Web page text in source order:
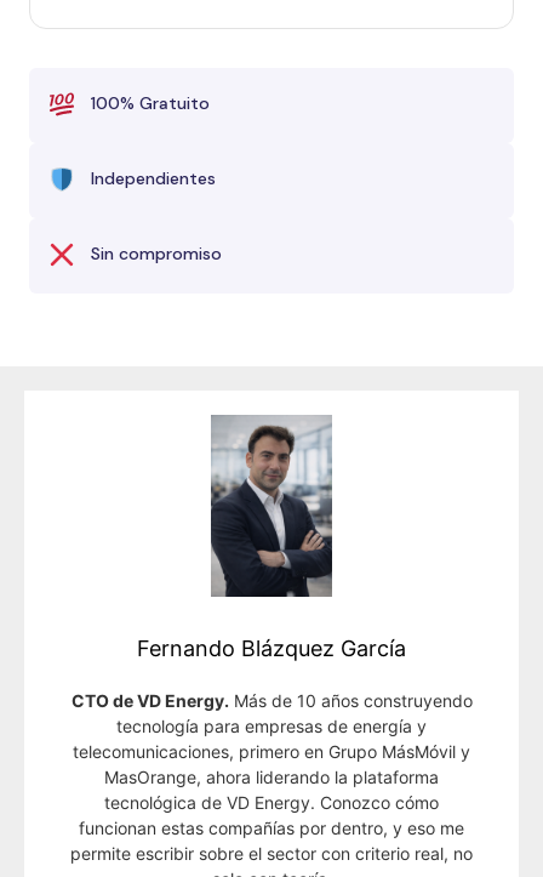
100% Gratuito
Independientes
Sin compromiso
Fernando Blázquez García
CTO de VD Energy. Más de 10 años construyendo
tecnología para empresas de energía y
telecomunicaciones, primero en Grupo MásMóvil y
MasOrange, ahora liderando la plataforma
tecnológica de VD Energy. Conozco cómo
funcionan estas compañías por dentro, y eso me
permite escribir sobre el sector con criterio real, no